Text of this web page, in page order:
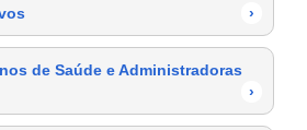
›
de Saúde e Administradoras
›